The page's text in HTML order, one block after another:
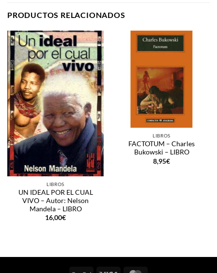
PRODUCTOS RELACIONADOS
LIBROS
UN IDEAL POR EL CUAL
VIVO – Autor: Nelson
Mandela – LIBRO
16,00€
LIBROS
FACTOTUM – Charles
Bukowski – LIBRO
8,95€